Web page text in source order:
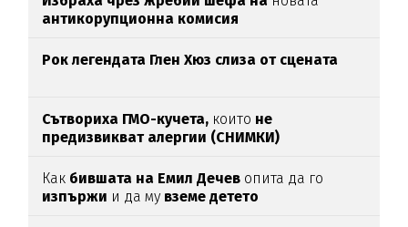
антикорупционна комисия
Рок легендата Глен Хюз слиза от сцената
Сътвориха ГМО-кучета, които не
предизвикват алергии (СНИМКИ)
Как бившата на Емил Дечев опита да го
изпържи и да му вземе детето